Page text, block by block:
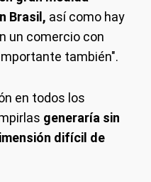
Brasil, así como hay
un comercio con
también".
en todos los
generaría sin
difícil de